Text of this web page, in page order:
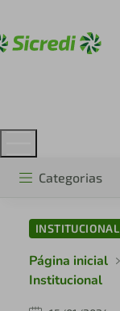
Categorias
INSTITUCIONAL
Página inicial
Institucional